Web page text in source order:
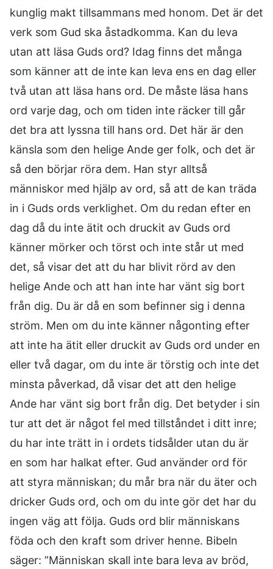
kunglig makt tillsammans med honom. Det är det
verk som Gud ska åstadkomma. Kan du leva
utan att läsa Guds ord? Idag finns det många
som känner att de inte kan leva ens en dag eller
två utan att läsa hans ord. De måste läsa hans
ord varje dag, och om tiden inte räcker till går
det bra att lyssna till hans ord. Det här är den
känsla som den helige Ande ger folk, och det är
så den börjar röra dem. Han styr alltså
människor med hjälp av ord, så att de kan träda
in i Guds ords verklighet. Om du redan efter en
dag då du inte ätit och druckit av Guds ord
känner mörker och törst och inte står ut med
det, så visar det att du har blivit rörd av den
helige Ande och att han inte har vänt sig bort
från dig. Du är då en som befinner sig i denna
ström. Men om du inte känner någonting efter
att inte ha ätit eller druckit av Guds ord under en
eller två dagar, om du inte är törstig och inte det
minsta påverkad, då visar det att den helige
Ande har vänt sig bort från dig. Det betyder i sin
tur att det är något fel med tillståndet i ditt inre;
du har inte trätt in i ordets tidsålder utan du är
en som har halkat efter. Gud använder ord för
att styra människan; du mår bra när du äter och
dricker Guds ord, och om du inte gör det har du
ingen väg att följa. Guds ord blir människans
föda och den kraft som driver henne. Bibeln
säger: ”Människan skall inte bara leva av bröd,